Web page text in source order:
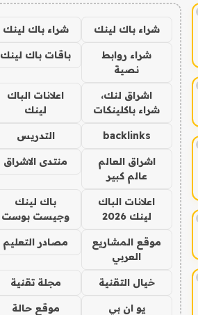
شراء باك لينك شراء باك لينك
شراء روابط
نصية
باقات باك لينك
اشراق لنك،
شراء باكلينكات
اعلانات الباك
لينك
backlinks التدريس
اشراق العالم
عالم كبير
منتدى الاشراق
اعلانات الباك
لينك 2026
باك لينك
وجيست بوست
موقع المشاريع
العربي
مصادر التعليم
خيال التقنية مجلة تقنية
يو ان بي
موقع حالة